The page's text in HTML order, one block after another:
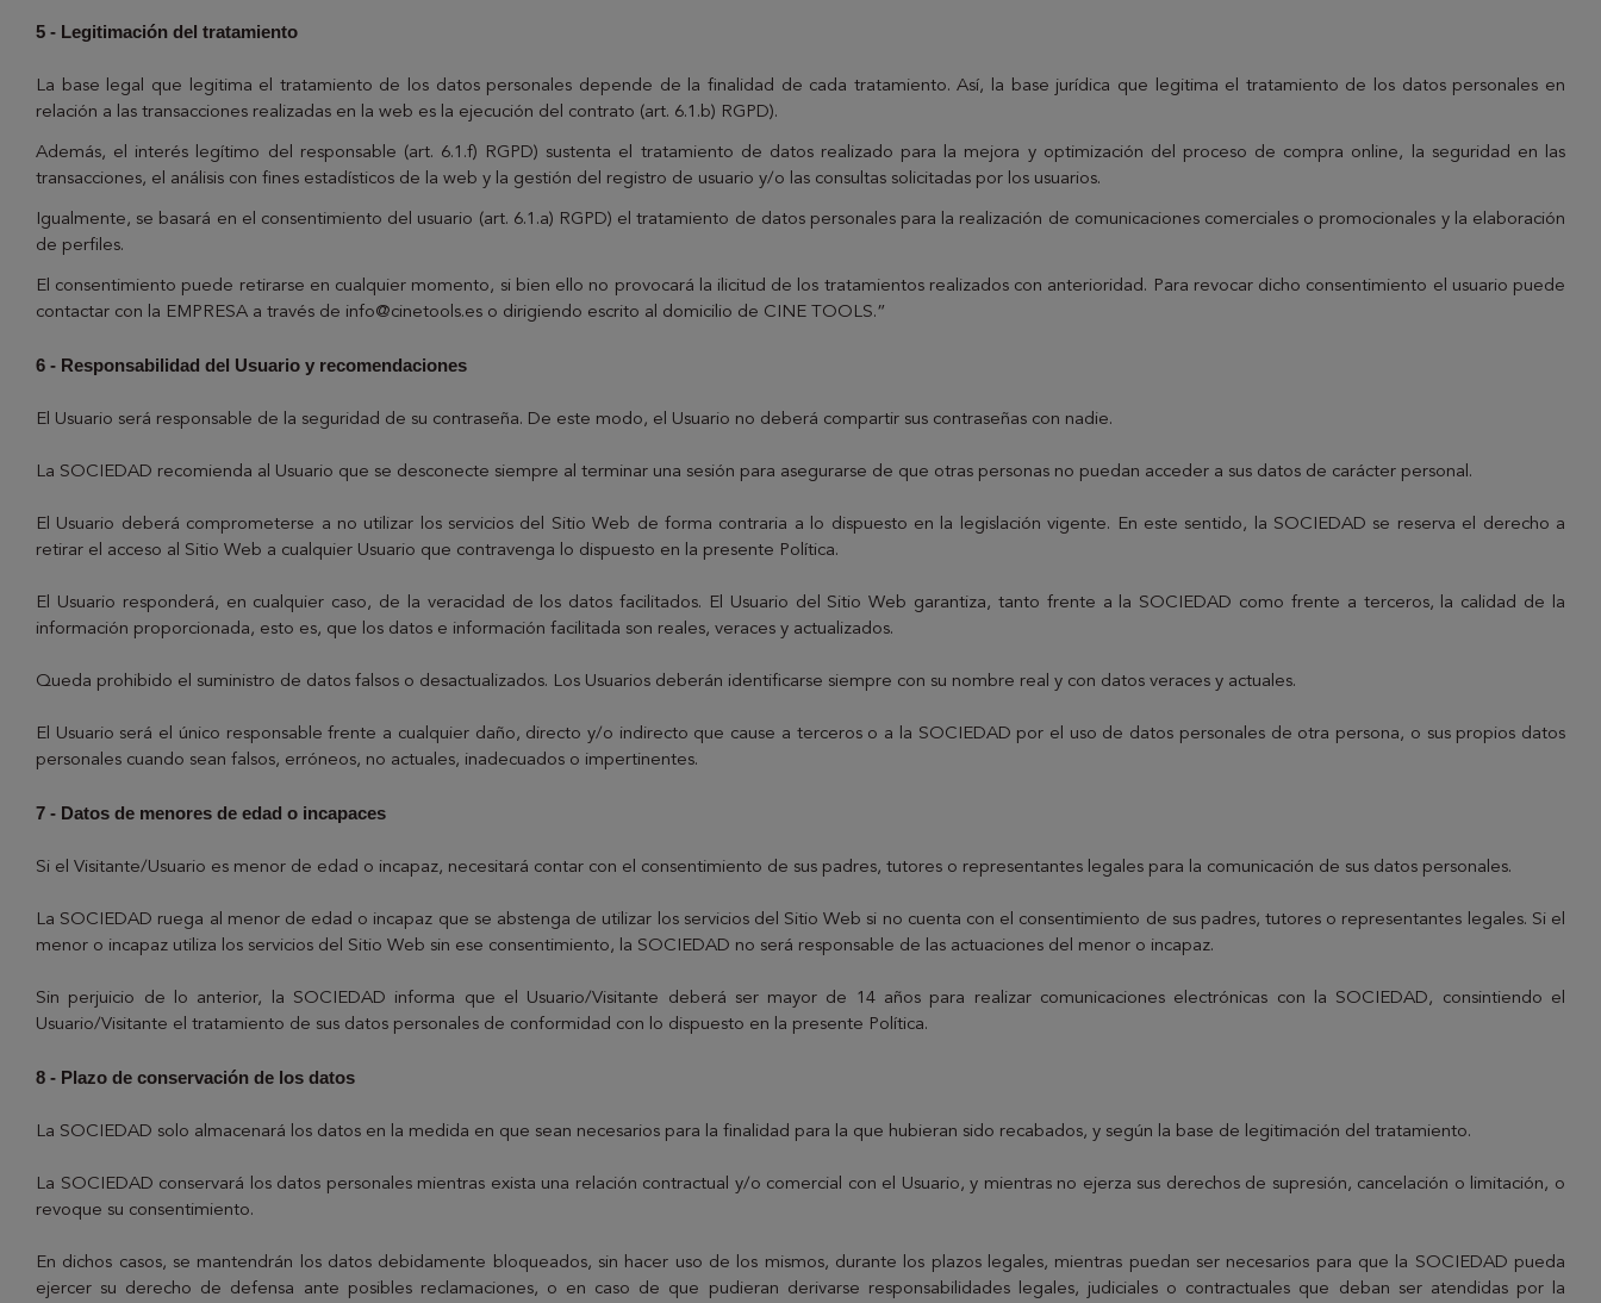
5 - Legitimación del tratamiento
La base legal que legitima el tratamiento de los datos personales depende de la finalidad de cada tratamiento. Así, la base jurídica que legitima el tratamiento de los datos personales en
relación a las transacciones realizadas en la web es la ejecución del contrato (art. 6.1.b) RGPD).
Además, el interés legítimo del responsable (art. 6.1.f) RGPD) sustenta el tratamiento de datos realizado para la mejora y optimización del proceso de compra online, la seguridad en las
transacciones, el análisis con fines estadísticos de la web y la gestión del registro de usuario y/o las consultas solicitadas por los usuarios.
Igualmente, se basará en el consentimiento del usuario (art. 6.1.a) RGPD) el tratamiento de datos personales para la realización de comunicaciones comerciales o promocionales y la elaboración
de perfiles.
El consentimiento puede retirarse en cualquier momento, si bien ello no provocará la ilicitud de los tratamientos realizados con anterioridad. Para revocar dicho consentimiento el usuario puede
contactar con la EMPRESA a través de info@cinetools.es o dirigiendo escrito al domicilio de CINE TOOLS.”
6 - Responsabilidad del Usuario y recomendaciones
El Usuario será responsable de la seguridad de su contraseña. De este modo, el Usuario no deberá compartir sus contraseñas con nadie.
La SOCIEDAD recomienda al Usuario que se desconecte siempre al terminar una sesión para asegurarse de que otras personas no puedan acceder a sus datos de carácter personal.
El Usuario deberá comprometerse a no utilizar los servicios del Sitio Web de forma contraria a lo dispuesto en la legislación vigente. En este sentido, la SOCIEDAD se reserva el derecho a
retirar el acceso al Sitio Web a cualquier Usuario que contravenga lo dispuesto en la presente Política.
El Usuario responderá, en cualquier caso, de la veracidad de los datos facilitados. El Usuario del Sitio Web garantiza, tanto frente a la SOCIEDAD como frente a terceros, la calidad de la
información proporcionada, esto es, que los datos e información facilitada son reales, veraces y actualizados.
Queda prohibido el suministro de datos falsos o desactualizados. Los Usuarios deberán identificarse siempre con su nombre real y con datos veraces y actuales.
El Usuario será el único responsable frente a cualquier daño, directo y/o indirecto que cause a terceros o a la SOCIEDAD por el uso de datos personales de otra persona, o sus propios datos
personales cuando sean falsos, erróneos, no actuales, inadecuados o impertinentes.
7 - Datos de menores de edad o incapaces
Si el Visitante/Usuario es menor de edad o incapaz, necesitará contar con el consentimiento de sus padres, tutores o representantes legales para la comunicación de sus datos personales.
La SOCIEDAD ruega al menor de edad o incapaz que se abstenga de utilizar los servicios del Sitio Web si no cuenta con el consentimiento de sus padres, tutores o representantes legales. Si el
menor o incapaz utiliza los servicios del Sitio Web sin ese consentimiento, la SOCIEDAD no será responsable de las actuaciones del menor o incapaz.
Sin perjuicio de lo anterior, la SOCIEDAD informa que el Usuario/Visitante deberá ser mayor de 14 años para realizar comunicaciones electrónicas con la SOCIEDAD, consintiendo el
Usuario/Visitante el tratamiento de sus datos personales de conformidad con lo dispuesto en la presente Política.
8 - Plazo de conservación de los datos
La SOCIEDAD solo almacenará los datos en la medida en que sean necesarios para la finalidad para la que hubieran sido recabados, y según la base de legitimación del tratamiento.
La SOCIEDAD conservará los datos personales mientras exista una relación contractual y/o comercial con el Usuario, y mientras no ejerza sus derechos de supresión, cancelación o limitación, o
revoque su consentimiento.
En dichos casos, se mantendrán los datos debidamente bloqueados, sin hacer uso de los mismos, durante los plazos legales, mientras puedan ser necesarios para que la SOCIEDAD pueda
ejercer su derecho de defensa ante posibles reclamaciones, o en caso de que pudieran derivarse responsabilidades legales, judiciales o contractuales que deban ser atendidas por la